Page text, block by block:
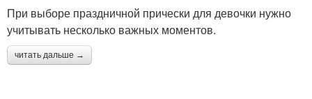
При выборе праздничной прически для девочки нужно
учитывать несколько важных моментов.
читать дальше →